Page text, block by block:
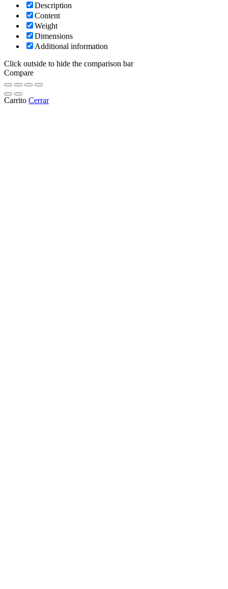
Description
Content
Weight
Dimensions
Additional information
Click outside to hide the comparison bar
Compare
Carrito Cerrar